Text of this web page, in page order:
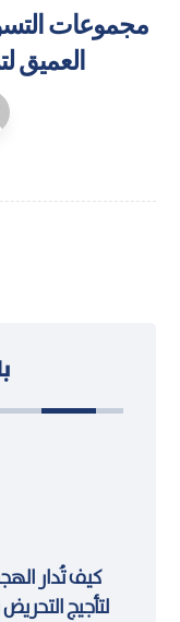
مجموعات
العميق
كيف تُدار
لتأجيج